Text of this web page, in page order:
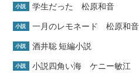
小説 学生だった 松原和音
小説 一月のレモネード 松原和音
小説 酒井聡 短編小説
小説 小説四角い海 ケニー敏江